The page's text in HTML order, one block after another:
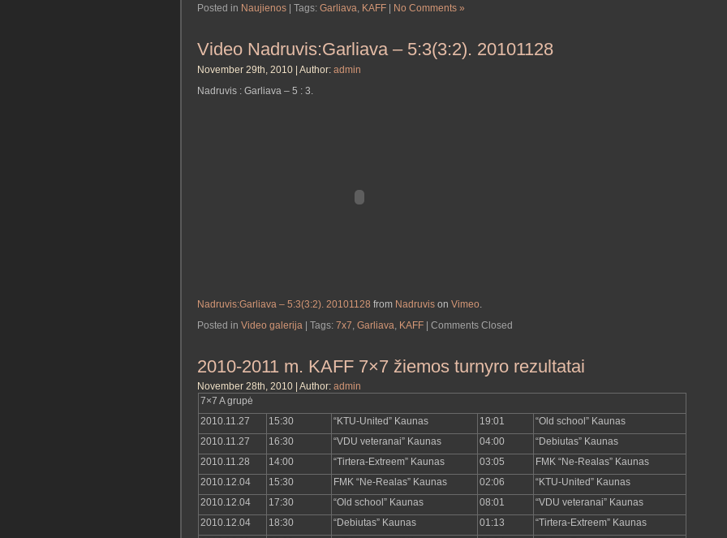
Posted in Naujienos | Tags: Garliava, KAFF No Comments »
Video Nadruvis:Garliava – 5:3(3:2). 20101128
November 29th, 2010 | Author: admin
Nadruvis : Garliava – 5 : 3.
Nadruvis:Garliava – 5:3(3:2). 20101128 from Nadruvis on Vimeo
Posted in Video galerija | Tags: 7x7 Garliava KAFF | Comments Closed
2010-2011 m. KAFF 7×7 žiemos turnyro rezultatai
November 28th, 2010 | Author: admin
7×7 A grupė
2010.11.27
15:30 “KTU-United” Kaunas 19:01
“Old school” Kaunas
2010.11.27
16:30 “VDU veteranai” Kaunas 04:00
“Debiutas” Kaunas
2010.11.28
14:00 “Tirtera-Extreem” Kaunas 03:05
FMK “Ne-Realas” Kaunas
2010.12.04
15:30 FMK “Ne-Realas” Kaunas 02:06
“KTU-United” Kaunas
2010.12.04
17:30 “Old school” Kaunas 08:01
“VDU veteranai” Kaunas
2010.12.04
18:30 “Debiutas” Kaunas 01:13
“Tirtera-Extreem” Kaunas